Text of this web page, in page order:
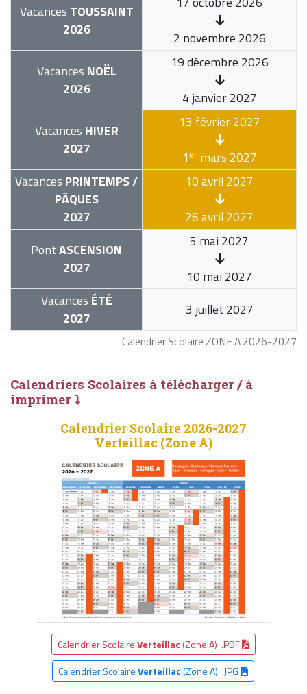
Calendrier Scolaire ZONE A 2026-2027
Vacances TOUSSAINT
2026
2 novembre 2026
Vacances NOËL
2026
19 décembre 2026
4 janvier 2027
Vacances HIVER
2027
13 février 2027
1ermars 2027
Vacances PRINTEMPS /
PÂQUES
2027
10 avril 2027
26 avril 2027
PontASCENSION
2027
5 mai 2027
10 mai 2027
Vacances ÉTÉ
2027
3 juillet 2027
Calendriers Scolaires à télécharger / à
imprimer ⤵
Calendrier Scolaire 2026-2027
Verteillac (Zone A)
Calendrier ScolaireVerteillac (Zone A) .PDF
Calendrier ScolaireVerteillac(Zone A) .JPG